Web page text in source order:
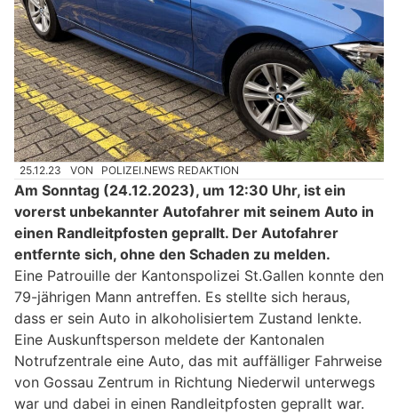
25.12.23 VON POLIZEI.NEWS REDAKTION
Am Sonntag (24.12.2023), um 12:30 Uhr, ist ein
vorerst unbekannter Autofahrer mit seinem Auto in
einen Randleitpfosten geprallt. Der Autofahrer
entfernte sich, ohne den Schaden zu melden.
Eine Patrouille der Kantonspolizei St.Gallen konnte den
79-jährigen Mann antreffen. Es stellte sich heraus,
dass er sein Auto in alkoholisiertem Zustand lenkte.
Eine Auskunftsperson meldete der Kantonalen
Notrufzentrale eine Auto, das mit auffälliger Fahrweise
von Gossau Zentrum in Richtung Niederwil unterwegs
war und dabei in einen Randleitpfosten geprallt war.